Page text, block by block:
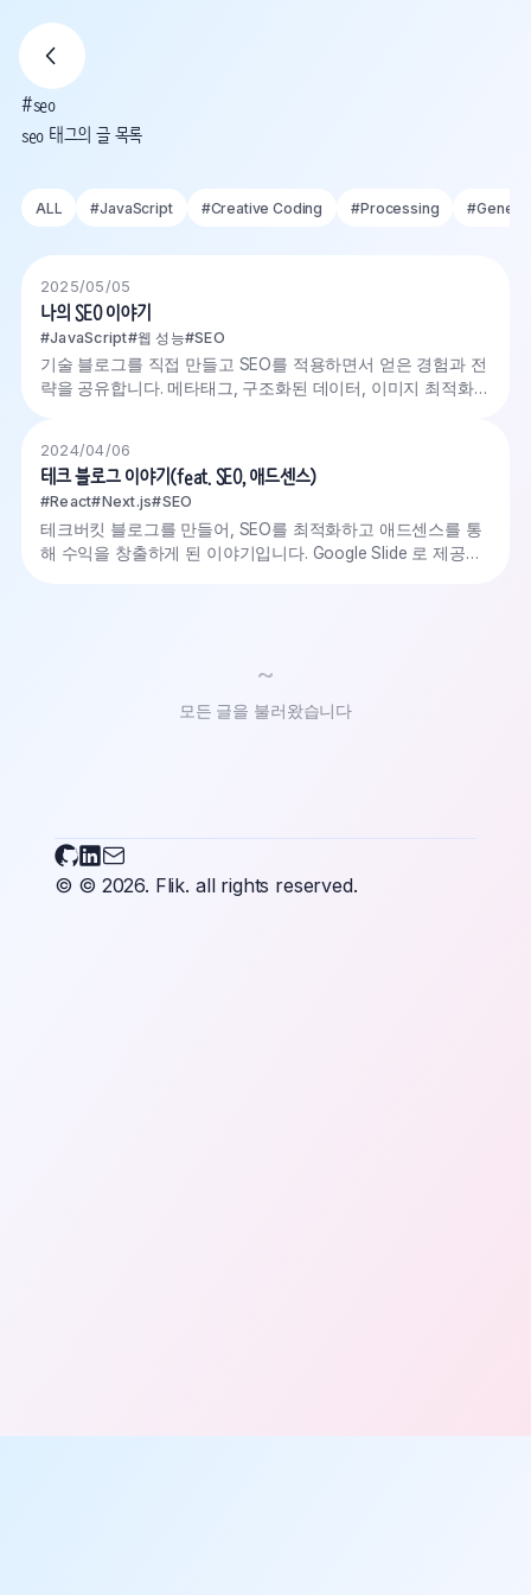
#seo
seo 태그의 글 목록
ALL #JavaScript #Creative Coding #Processing #
2025/05/05
나의 SEO 이야기
#JavaScript#웹 성능#SEO
기술 블로그를 직접 만들고 SEO를 적용하면서 얻은 경험과 전
략을 공유합니다. 메타태그, 구조화된 데이터, 이미지 최적화,
2024/04/06
테크 블로그 이야기(feat. SEO, 애드센스)
#React#Next.js#SEO
테크버킷 블로그를 만들어, SEO를 최적화하고 애드센스를 통
해 수익을 창출하게 된 이야기입니다. Google Slide 로 제공됩
~
모든 글을 불러왔습니다
Flikary on Github
Flikary on LinkedIn
© © 2026. Flik. all rights reserved.